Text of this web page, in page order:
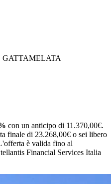
con un anticipo di 11.370,00€.
finale di 23.268,00€ o sei libero
è valida fino al
Financial Services Italia